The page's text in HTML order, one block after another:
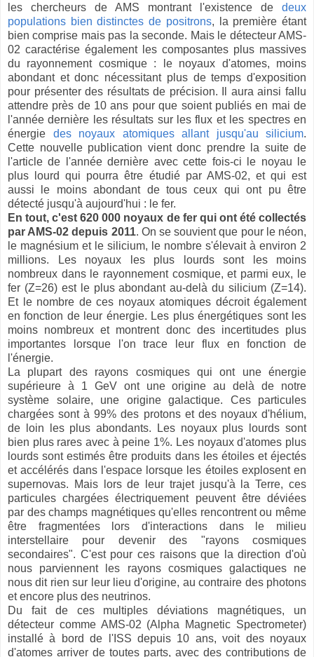
les chercheurs de AMS montrant l'existence de deux
populations bien distinctes de positrons, la première étant
bien comprise mais pas la seconde. Mais le détecteur AMS-
02 caractérise également les composantes plus massives
du rayonnement cosmique : le noyaux d'atomes, moins
abondant et donc nécessitant plus de temps d'exposition
pour présenter des résultats de précision. Il aura ainsi fallu
attendre près de 10 ans pour que soient publiés en mai de
l'année dernière les résultats sur les flux et les spectres en
énergie des noyaux atomiques allant jusqu'au silicium.
Cette nouvelle publication vient donc prendre la suite de
l'article de l'année dernière avec cette fois-ci le noyau le
plus lourd qui pourra être étudié par AMS-02, et qui est
aussi le moins abondant de tous ceux qui ont pu être
détecté jusqu'à aujourd'hui : le fer.
En tout, c'est 620 000 noyaux de fer qui ont été collectés
par AMS-02 depuis 2011. On se souvient que pour le néon,
le magnésium et le silicium, le nombre s'élevait à environ 2
millions. Les noyaux les plus lourds sont les moins
nombreux dans le rayonnement cosmique, et parmi eux, le
fer (Z=26) est le plus abondant au-delà du silicium (Z=14).
Et le nombre de ces noyaux atomiques décroit également
en fonction de leur énergie. Les plus énergétiques sont les
moins nombreux et montrent donc des incertitudes plus
importantes lorsque l'on trace leur flux en fonction de
l'énergie.
La plupart des rayons cosmiques qui ont une énergie
supérieure à 1 GeV ont une origine au delà de notre
système solaire, une origine galactique. Ces particules
chargées sont à 99% des protons et des noyaux d'hélium,
de loin les plus abondants. Les noyaux plus lourds sont
bien plus rares avec à peine 1%. Les noyaux d'atomes plus
lourds sont estimés être produits dans les étoiles et éjectés
et accélérés dans l'espace lorsque les étoiles explosent en
supernovas. Mais lors de leur trajet jusqu'à la Terre, ces
particules chargées électriquement peuvent être déviées
par des champs magnétiques qu'elles rencontrent ou même
être fragmentées lors d'interactions dans le milieu
interstellaire pour devenir des "rayons cosmiques
secondaires". C'est pour ces raisons que la direction d'où
nous parviennent les rayons cosmiques galactiques ne
nous dit rien sur leur lieu d'origine, au contraire des photons
et encore plus des neutrinos.
Du fait de ces multiples déviations magnétiques, un
détecteur comme AMS-02 (Alpha Magnetic Spectrometer)
installé à bord de l'ISS depuis 10 ans, voit des noyaux
d'atomes arriver de toutes parts, avec des contributions de